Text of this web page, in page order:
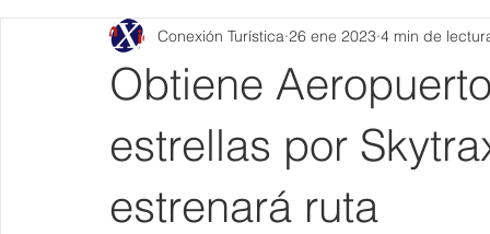
Obtiene
estrellas por
estrenará ruta
Conexión Turística 26 ene 2023 4 min de